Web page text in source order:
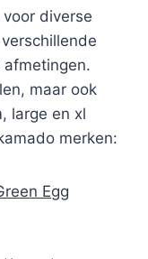
diverse
afmetingen.
maar ook
large en xl
merken:
Egg